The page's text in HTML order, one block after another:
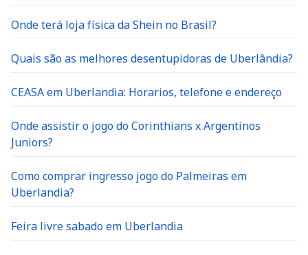
Onde terá loja física da Shein no Brasil?
Quais são as melhores desentupidoras de Uberlândia?
CEASA em Uberlandia: Horarios, telefone e endereço
Onde assistir o jogo do Corinthians x Argentinos
Juniors?
Como comprar ingresso jogo do Palmeiras em
Uberlandia?
Feira livre sabado em Uberlandia